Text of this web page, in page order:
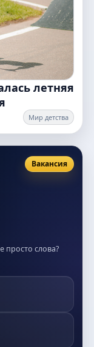
летняя
Мир детства
Вакансия
просто слова?